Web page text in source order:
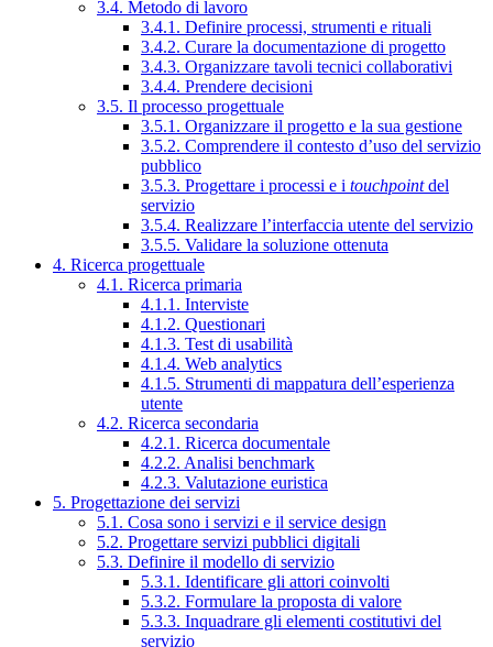
3.4. Metodo di lavoro
3.4.1. Definire processi, strumenti e rituali
3.4.2. Curare la documentazione di progetto
3.4.3. Organizzare tavoli tecnici collaborativi
3.4.4. Prendere decisioni
3.5. Il processo progettuale
3.5.1. Organizzare il progetto e la sua gestione
3.5.2. Comprendere il contesto d’uso del servizio
pubblico
3.5.3. Progettare i processi e i touchpointdel
servizio
3.5.4. Realizzare l’interfaccia utente del servizio
3.5.5. Validare la soluzione ottenuta
4. Ricerca progettuale
4.1. Ricerca primaria
4.1.1. Interviste
4.1.2. Questionari
4.1.3. Test di usabilità
4.1.4. Web analytics
4.1.5. Strumenti di mappatura dell’esperienza
utente
4.2. Ricerca secondaria
4.2.1. Ricerca documentale
4.2.2. Analisi benchmark
4.2.3. Valutazione euristica
5. Progettazione dei servizi
5.1. Cosa sono i servizi e il service design
5.2. Progettare servizi pubblici digitali
5.3. Definire il modello di servizio
5.3.1. Identificare gli attori coinvolti
5.3.2. Formulare la proposta di valore
5.3.3. Inquadrare gli elementi costitutivi del
servizio